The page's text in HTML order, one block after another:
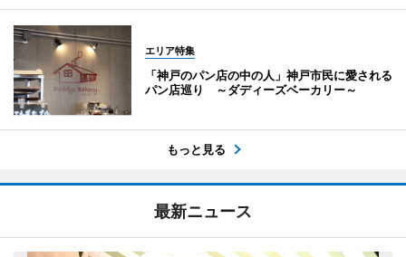
エリア特集
「神戸のパン店の中の人」神戸市民に愛される
パン店巡り ～ダディーズベーカリー～
もっと見る
最新ニュース